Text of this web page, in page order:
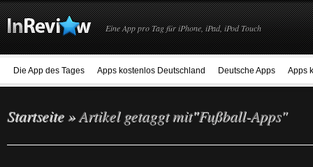
Eine App pro Tag für iPhone, iPad, iPod Touch
Die App des Tages Apps kostenlos Deutschland Deutsche Apps Apps
Startseite»Artikel getaggt mit"Fußball-Apps"